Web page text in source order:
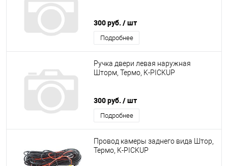
300 руб. / шт
Подробнее
Ручка двери левая наружная
Шторм, Термо, K-PICKUP
300 руб. / шт
Подробнее
Провод камеры заднего вида Штор,
Термо, K-PICKUP